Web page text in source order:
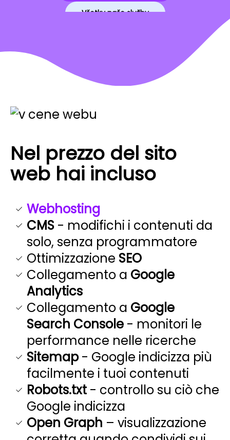
Všetky naše služby
Nel prezzo del sito
web hai incluso
Webhosting
CMS - modifichi i contenuti da
solo, senza programmatore
Ottimizzazione SEO
Collegamento a Google
Analytics
Collegamento a Google
Search Console - monitori le
performance nelle ricerche
Sitemap- Google indicizza più
facilmente i tuoi contenuti
Robots.txt - controllo su ciò che
Google indicizza
Open Graph – visualizzazione